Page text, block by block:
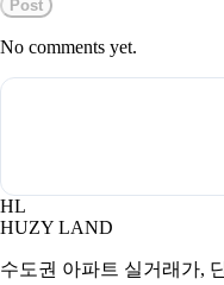
Post
No comments yet.
HL
HUZY LAND
수도권 아파트 실거래가,